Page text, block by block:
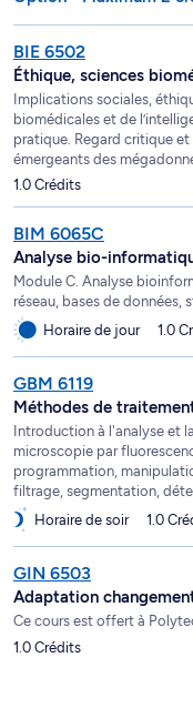
BIE 6502
Éthique, sciences
Implications sociales,
biomédicales et de
pratique. Regard critique
émergeants des
1.0 Crédits
BIM 6065C
Analyse bio-
Module C. Analyse
réseau, bases de données,
Horaire de jour
1.0
GBM 6119
Méthodes de
Introduction à l'analyse et
microscopie par
programmation,
filtrage, segmentation,
Horaire de soir
1.0
GIN 6503
Adaptation
Ce cours est offert à
1.0 Crédits